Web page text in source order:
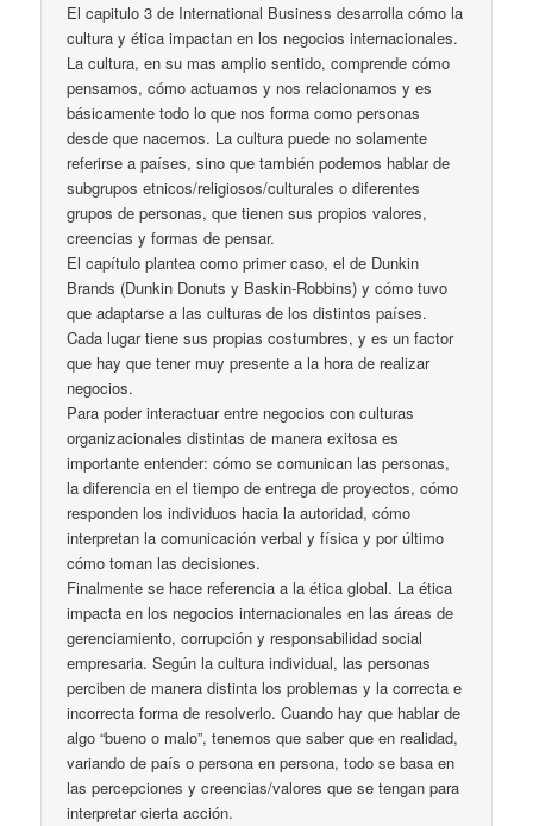
El capitulo 3 de International Business desarrolla cómo la
cultura y ética impactan en los negocios internacionales.
La cultura, en su mas amplio sentido, comprende cómo
pensamos, cómo actuamos y nos relacionamos y es
básicamente todo lo que nos forma como personas
desde que nacemos. La cultura puede no solamente
referirse a países, sino que también podemos hablar de
subgrupos etnicos/religiosos/culturales o diferentes
grupos de personas, que tienen sus propios valores,
creencias y formas de pensar.
El capítulo plantea como primer caso, el de Dunkin
Brands (Dunkin Donuts y Baskin-Robbins) y cómo tuvo
que adaptarse a las culturas de los distintos países.
Cada lugar tiene sus propias costumbres, y es un factor
que hay que tener muy presente a la hora de realizar
negocios.
Para poder interactuar entre negocios con culturas
organizacionales distintas de manera exitosa es
importante entender: cómo se comunican las personas,
la diferencia en el tiempo de entrega de proyectos, cómo
responden los individuos hacia la autoridad, cómo
interpretan la comunicación verbal y física y por último
cómo toman las decisiones.
Finalmente se hace referencia a la ética global. La ética
impacta en los negocios internacionales en las áreas de
gerenciamiento, corrupción y responsabilidad social
empresaria. Según la cultura individual, las personas
perciben de manera distinta los problemas y la correcta e
incorrecta forma de resolverlo. Cuando hay que hablar de
algo “bueno o malo”, tenemos que saber que en realidad,
variando de país o persona en persona, todo se basa en
las percepciones y creencias/valores que se tengan para
interpretar cierta acción.